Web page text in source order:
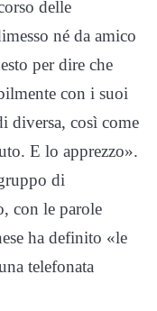
delle
né da amico
per dire che
con i suoi
diversa, così come
E lo apprezzo».
di
con le parole
ha definito «le
telefonata